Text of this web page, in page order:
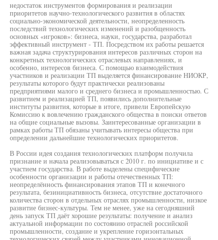
недостаток инструментов формирования и реализации
приоритетов научно-технологического развития в областях
социально-экономической деятельности, неопределенность
последствий технологических изменений и разобщенность
основных «игроков»: бизнеса, науки, государства, разработал
эффективный инструмент - ТП. Посредством их работы решается
важная задача структурирования интересов различных сторон на
конкретных технологических отраслевых направлениях, и
особенно, интересов бизнеса. С помощью взаимодействия
участников и реализации ТП выделяется финансирование НИОКР,
результаты которого будут практически реализованы
предприятиями малого и среднего бизнеса и промышленностью. С
развитием и реализацией ТП, появились дополнительные
институты развития, которые в итоге, привели Европейскую
Комиссию к вовлечению гражданского общества в поиски ответов
на общие социальные вызовы. Заинтересованные организации в
рамках работы ТП обязаны учитывать интересы общества при
определении дальнейшие технологических приоритетов.
В России идея создания технологических платформ получила
признание и начала реализовываться с 2010 г. по инициативе и с
участием государства. В работе выделены специфические
особенности организации и работы отечественных ТП:
неопределённость финансирования этапов ТП и конечного
результата, безинициативность бизнеса, отсутствие достаточного
количества сторон в отдельных отраслях промышленности, низкое
развитие бизнес-культуры. Тем не менее, уже на сегодняшний
день запуск ТП даёт хорошие результаты: получение и анализ
актуальной информации по состоянию отраслей российской
промышленности, создание и укрепление горизонтальных